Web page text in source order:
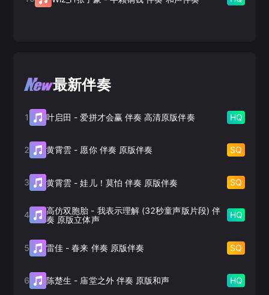
最新伴奏
1 叶启田 -爱拼才会赢 伴奏 高清原版伴奏 HQ
2 黄霄雲 - 愿你 伴奏 原版伴奏 SQ
3 黄霄雲 -娃儿！莫怕 伴奏 原版伴奏 SQ
4 高仿双胞胎 - 我表示理解 (32秒童声版片段) 伴
奏 原版立体声
HQ
5 雷佳 -春来 伴奏 原版伴奏 SQ
6 陈楚生 - 庙堂之外 伴奏 原版和声 HQ